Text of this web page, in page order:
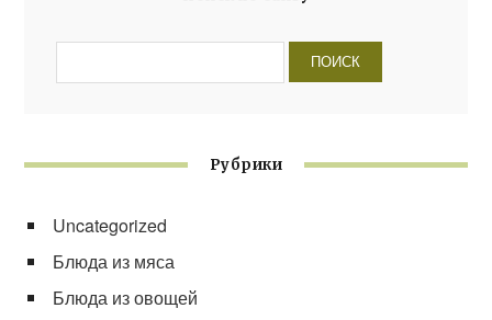
Рубрики
Uncategorized
Блюда из мяса
Блюда из овощей